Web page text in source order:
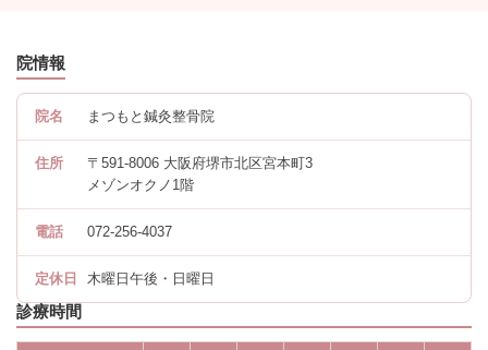
院情報
院名 まつもと鍼灸整骨院
住所
〒591-8006 大阪府堺市北区宮本町3
メゾンオクノ1階
電話 072-256-4037
定休日 木曜日午後・日曜日
診療時間